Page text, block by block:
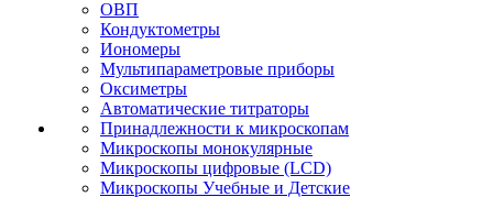
ОВП
Кондуктометры
Иономеры
Мультипараметровые приборы
Оксиметры
Автоматические титраторы
Принадлежности к микроскопам
Микроскопы монокулярные
Микроскопы цифровые (LCD)
Микроскопы Учебные и Детские